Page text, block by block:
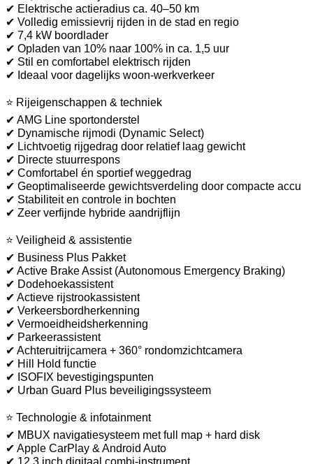
✔ Elektrische actieradius ca. 40–50 km
✔ Volledig emissievrij rijden in de stad en regio
✔ 7,4 kW boordlader
✔ Opladen van 10% naar 100% in ca. 1,5 uur
✔ Stil en comfortabel elektrisch rijden
✔ Ideaal voor dagelijks woon-werkverkeer
⭐ Rijeigenschappen & techniek
✔ AMG Line sportonderstel
✔ Dynamische rijmodi (Dynamic Select)
✔ Lichtvoetig rijgedrag door relatief laag gewicht
✔ Directe stuurrespons
✔ Comfortabel én sportief weggedrag
✔ Geoptimaliseerde gewichtsverdeling door compacte accu
✔ Stabiliteit en controle in bochten
✔ Zeer verfijnde hybride aandrijflijn
⭐ Veiligheid & assistentie
✔ Business Plus Pakket
✔ Active Brake Assist (Autonomous Emergency Braking)
✔ Dodehoekassistent
✔ Actieve rijstrookassistent
✔ Verkeersbordherkenning
✔ Vermoeidheidsherkenning
✔ Parkeerassistent
✔ Achteruitrijcamera + 360° rondomzichtcamera
✔ Hill Hold functie
✔ ISOFIX bevestigingspunten
✔ Urban Guard Plus beveiligingssysteem
⭐ Technologie & infotainment
✔ MBUX navigatiesysteem met full map + hard disk
✔ Apple CarPlay & Android Auto
✔ 12,3 inch digitaal combi-instrument